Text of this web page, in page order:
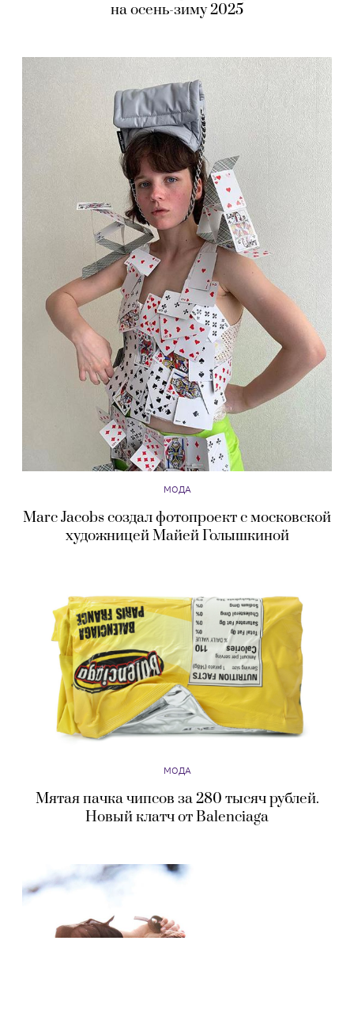
на осень-зиму 2025
МОДА
Marc Jacobs создал фотопроект с московской
художницей Майей Голышкиной
МОДА
Мятая пачка чипсов за 280 тысяч рублей.
Новый клатч от Balenciaga